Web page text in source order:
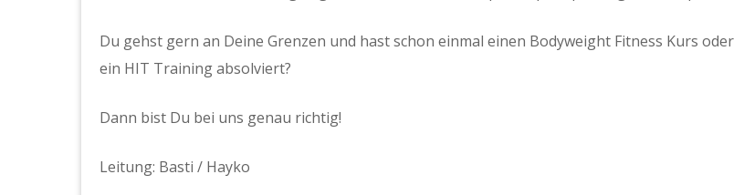
Du gehst gern an Deine Grenzen und hast schon einmal einen Bodyweight Fitness Kurs oder
ein HIT Training absolviert?
Dann bist Du bei uns genau richtig!
Leitung: Basti / Hayko